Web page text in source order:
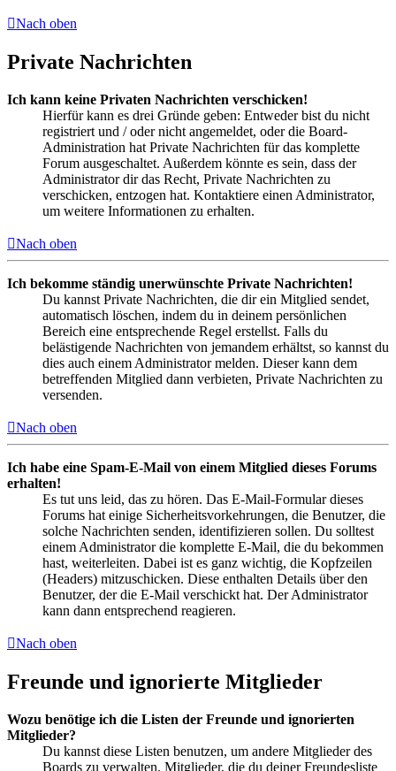
Nach oben
Private Nachrichten
Ich kann keine Privaten Nachrichten verschicken!
Hierfür kann es drei Gründe geben: Entweder bist du nicht
registriert und / oder nicht angemeldet, oder die Board-
Administration hat Private Nachrichten für das komplette
Forum ausgeschaltet. Außerdem könnte es sein, dass der
Administrator dir das Recht, Private Nachrichten zu
verschicken, entzogen hat. Kontaktiere einen Administrator,
um weitere Informationen zu erhalten.
Nach oben
Ich bekomme ständig unerwünschte Private Nachrichten!
Du kannst Private Nachrichten, die dir ein Mitglied sendet,
automatisch löschen, indem du in deinem persönlichen
Bereich eine entsprechende Regel erstellst. Falls du
belästigende Nachrichten von jemandem erhältst, so kannst du
dies auch einem Administrator melden. Dieser kann dem
betreffenden Mitglied dann verbieten, Private Nachrichten zu
versenden.
Nach oben
Ich habe eine Spam-E-Mail von einem Mitglied dieses Forums
erhalten!
Es tut uns leid, das zu hören. Das E-Mail-Formular dieses
Forums hat einige Sicherheitsvorkehrungen, die Benutzer, die
solche Nachrichten senden, identifizieren sollen. Du solltest
einem Administrator die komplette E-Mail, die du bekommen
hast, weiterleiten. Dabei ist es ganz wichtig, die Kopfzeilen
(Headers) mitzuschicken. Diese enthalten Details über den
Benutzer, der die E-Mail verschickt hat. Der Administrator
kann dann entsprechend reagieren.
Nach oben
Freunde und ignorierte Mitglieder
Wozu benötige ich die Listen der Freunde und ignorierten
Mitglieder?
Du kannst diese Listen benutzen, um andere Mitglieder des
Boards zu verwalten. Mitglieder, die du deiner Freundesliste